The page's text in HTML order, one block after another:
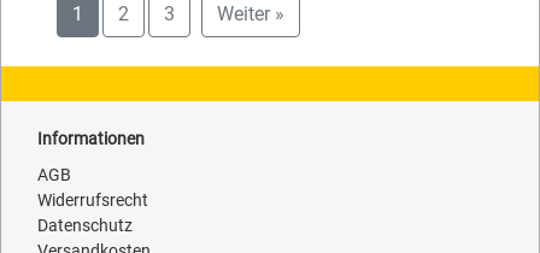
1 2 3 Weiter »
Informationen
AGB
Widerrufsrecht
Datenschutz